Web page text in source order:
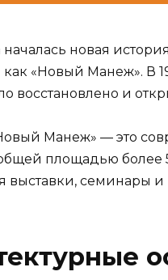
началась новая
как «Новый Манеж». В
восстановлено и
Манеж» — это
площадью более
выставки, семинары